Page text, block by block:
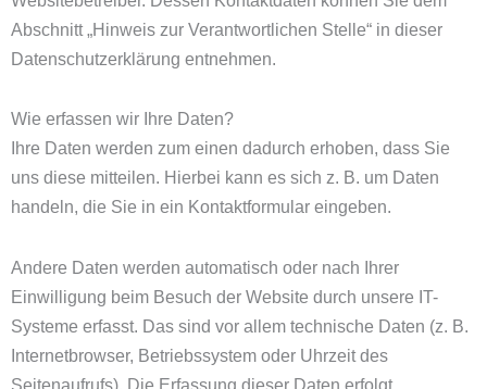
Abschnitt „Hinweis zur Verantwortlichen Stelle“ in dieser
Datenschutzerklärung entnehmen.
Wie erfassen wir Ihre Daten?
Ihre Daten werden zum einen dadurch erhoben, dass Sie
uns diese mitteilen. Hierbei kann es sich z. B. um Daten
handeln, die Sie in ein Kontaktformular eingeben.
Andere Daten werden automatisch oder nach Ihrer
Einwilligung beim Besuch der Website durch unsere IT-
Systeme erfasst. Das sind vor allem technische Daten (z. B.
Internetbrowser, Betriebssystem oder Uhrzeit des
Seitenaufrufs). Die Erfassung dieser Daten erfolgt